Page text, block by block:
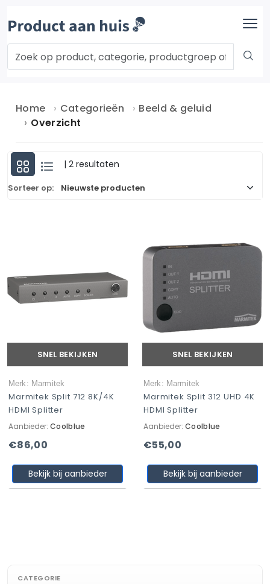
Home Categorieën
Beeld & geluid
Overzicht
| 2 resultaten
Sorteer op:
SNEL BEKIJKEN
Merk: Marmitek
Marmitek Split 712 8K/4K
HDMI Splitter
Aanbieder: Coolblue
€86,00
Bekijk bij aanbieder
SNEL BEKIJKEN
Merk: Marmitek
Marmitek Split 312 UHD 4K
HDMI Splitter
Aanbieder: Coolblue
€55,00
Bekijk bij aanbieder
CATEGORIE